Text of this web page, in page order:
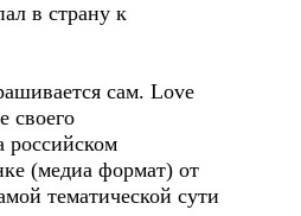
в страну к
сам. Love
своего
российском
(медиа формат) от
тематической сути